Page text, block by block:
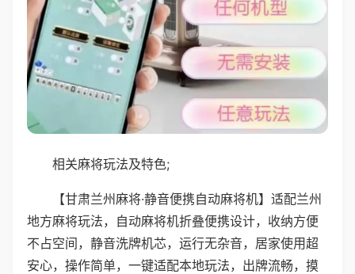
相关麻将玩法及特色;
【甘肃兰州麻将·静音便携自动麻将机】适配兰州
地方麻将玩法，自动麻将机折叠便携设计，收纳方便
不占空间，静音洗牌机芯，运行无杂音，居家使用超
安心，操作简单，一键适配本地玩法，出牌流畅，摸